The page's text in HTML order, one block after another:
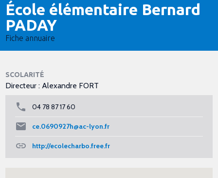
École élémentaire Bernard
PADAY
Fiche annuaire
SCOLARITÉ
Directeur : Alexandre FORT
04 78 87 17 60
ce.0690927h@ac-lyon.fr
http://ecolecharbo.free.fr